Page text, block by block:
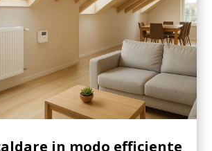
in modo efficiente